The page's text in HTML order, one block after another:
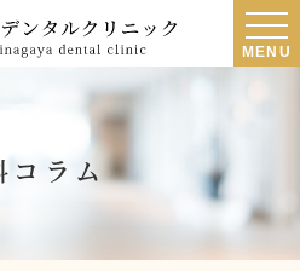
MENU
コラム